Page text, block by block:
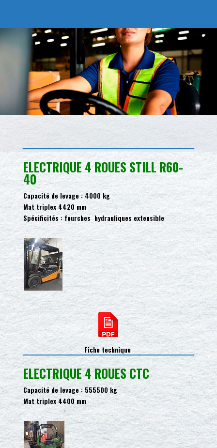
ELECTRIQUE 4 ROUES STILL R60-
40
Capacité de levage : 4000 kg
Mat triplex 4420 mm
Spécificités : fourches hydrauliques extensible
Fiche technique
ELECTRIQUE 4 ROUES CTC
Capacité de levage : 555500 kg
Mat triplex 4400 mm